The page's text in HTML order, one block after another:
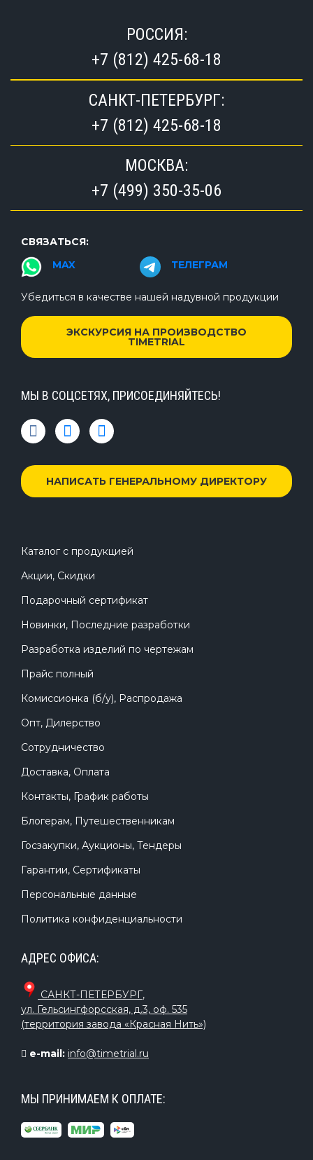
РОССИЯ:
+7 (812) 425-68-18
САНКТ-ПЕТЕРБУРГ:
+7 (812) 425-68-18
МОСКВА:
+7 (499) 350-35-06
СВЯЗАТЬСЯ:
MAX
ТЕЛЕГРАМ
Убедиться в качестве нашей надувной продукции
ЭКСКУРСИЯ НА ПРОИЗВОДСТВО
TIMETRIAL
МЫ В СОЦСЕТЯХ, ПРИСОЕДИНЯЙТЕСЬ!
НАПИСАТЬ ГЕНЕРАЛЬНОМУ ДИРЕКТОРУ
Каталог с продукцией
Акции, Скидки
Подарочный сертификат
Новинки, Последние разработки
Разработка изделий по чертежам
Прайс полный
Комиссионка (б/у), Распродажа
Опт, Дилерство
Сотрудничество
Доставка, Оплата
Контакты, График работы
Блогерам, Путешественникам
Госзакупки, Аукционы, Тендеры
Гарантии, Сертификаты
Персональные данные
Политика конфиденциальности
АДРЕС ОФИСА:
САНКТ-ПЕТЕРБУРГ,
ул. Гельсингфорсская, д.3, оф. 535
(территория завода «Красная Нить»)
e-mail: info@timetrial.ru
МЫ ПРИНИМАЕМ К ОПЛАТЕ: